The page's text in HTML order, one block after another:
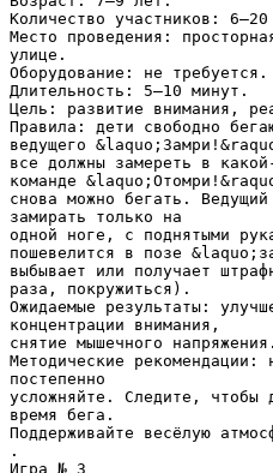
Количество участников:
Место проведения:
улице.
Оборудование: не требуется.
Длительность: 5–10 минут.
Цель: развитие внимания,
Правила: дети свободно
ведущего
все должны замереть в
команде
снова можно бегать.
замирать только на
одной ноге, с поднятыми
пошевелится в позе
выбывает или получает
раза, покружиться).
Ожидаемые результаты:
концентрации внимания,
снятие мышечного напряжения.
Методические рекомендации:
постепенно
усложняйте. Следите, чтобы
время бега.
Поддерживайте весёлую
.
Игра № 3